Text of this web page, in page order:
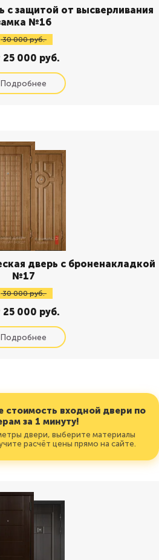
с защитой от высверливания
№16
30 000 руб.
25 000 руб.
дверь с броненакладкой
№17
30 000 руб.
25 000 руб.
стоимость входной двери по
за 1 минуту!
двери, выберите материалы
расчёт цены прямо на сайте.